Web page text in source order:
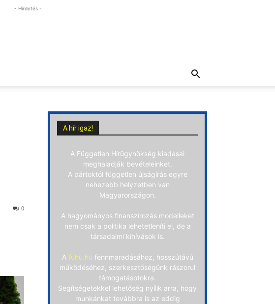
- Hirdetés -
0
A hír igaz!
A Független Hírügynökség kiadásai
meghaladják bevételeinket.
A pártoktól független újságírás egyre
nehezebb helyzetben van
Magyarországon.
A hagyományos finanszírozás modelleket
nem csak a politika lehetetleníti el, de a
társadalmi kihívások is.
A fuhu.hu fennmaradásához, hosszútávú
működéséhez, szerkesztőségünk rászorul
támogatásotokra.
Segítségetekkel lehetőség nyílik arra, hogy
munkánkat továbbra is az eddig